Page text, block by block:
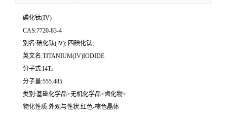
碘化钛(IV)
CAS:7720-83-4
别名:碘化钛(Ⅳ); 四碘化钛;
英文名:TITANIUM(IV)IODIDE
分子式:I4Ti
分子量:555.485
类别:基础化学品>无机化学品>卤化物>
物化性质:外观与性状:红色-棕色晶体